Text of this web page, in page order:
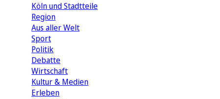
Köln und Stadtteile
Region
Aus aller Welt
Sport
Politik
Debatte
Wirtschaft
Kultur & Medien
Erleben